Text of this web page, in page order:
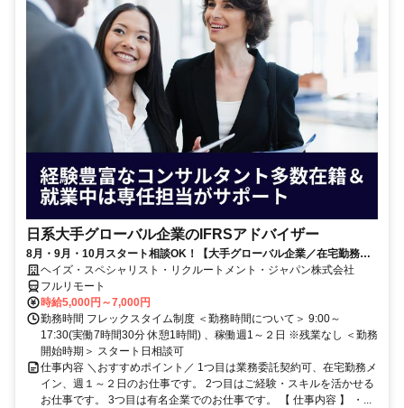
日系大手グローバル企業のIFRSアドバイザー
8月・9月・10月スタート相談OK！【大手グローバル企業／在宅勤務メ
イン／週1～2日勤務】IFRSアドバイザー
ヘイズ・スペシャリスト・リクルートメント・ジャパン株式会社
フルリモート
時給5,000円～7,000円
勤務時間 フレックスタイム制度 ＜勤務時間について＞ 9:00～
17:30(実働7時間30分 休憩1時間) 、稼働週1～２日 ※残業なし ＜勤務
開始時期＞ スタート日相談可
仕事内容 ＼おすすめポイント／ 1つ目は業務委託契約可、在宅勤務メ
イン、週１～２日のお仕事です。 2つ目はご経験・スキルを活かせる
お仕事です。 3つ目は有名企業でのお仕事です。 【 仕事内容 】 ・...